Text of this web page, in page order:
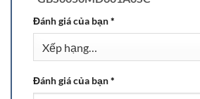
Đánh giá của bạn*
Đánh giá của bạn*